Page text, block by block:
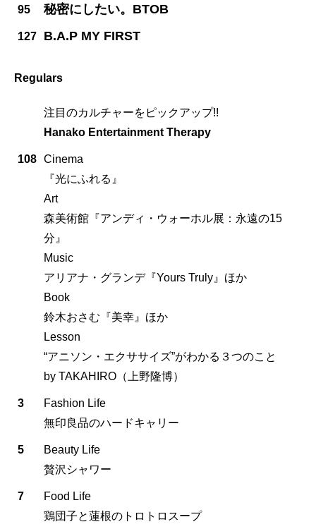
95 秘密にしたい。BTOB
127 B.A.P MY FIRST
Regulars
注目のカルチャーをピックアップ!!
Hanako Entertainment Therapy
108 Cinema
『光にふれる』
Art
森美術館『アンディ・ウォーホル展：永遠の15
分』
Music
アリアナ・グランデ『Yours Truly』ほか
Book
鈴木おさむ『美幸』ほか
Lesson
“アニソン・エクササイズ”がわかる３つのこと
by TAKAHIRO（上野隆博）
3
Fashion Life
無印良品のハードキャリー
5
Beauty Life
贅沢シャワー
7
Food Life
鶏団子と蓮根のトロトロスープ